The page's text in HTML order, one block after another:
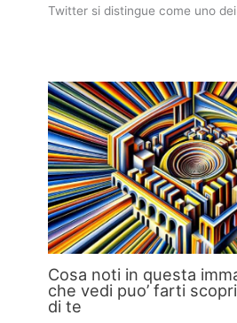
Twitter si distingue come uno
Cosa noti in questa
che vedi puo’ farti
di te